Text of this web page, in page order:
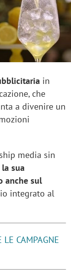
in
che
a divenire un
media sin
sua
anche sul
integrato al
CAMPAGNE